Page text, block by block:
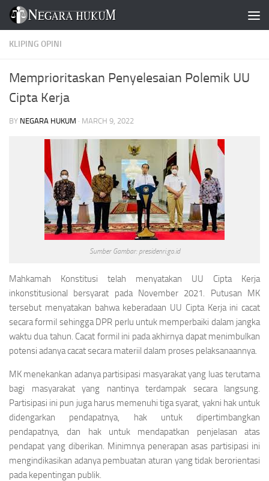
Skip to content
KLIPING OPINI
Memprioritaskan Penyelesaian Polemik UU
Cipta Kerja
BY NEGARA HUKUM · MARCH 9, 2022
Sumber Gambar: presidenri.go.id
Mahkamah Konstitusi telah menyatakan UU Cipta Kerja
inkonstitusional bersyarat pada November 2021. Putusan MK
tersebut menyatakan bahwa keberadaan UU Cipta Kerja ini cacat
secara formil sehingga DPR perlu untuk memperbaiki dalam jangka
waktu dua tahun. Cacat formil ini pada akhirnya dapat menimbulkan
potensi adanya cacat secara materiil dalam proses pelaksanaannya.
MK menekankan adanya partisipasi masyarakat yang luas terutama
bagi masyarakat yang nantinya terdampak secara langsung.
Partisipasi ini pun juga harus memenuhi tiga syarat, yakni hak untuk
didengarkan pendapatnya, hak untuk dipertimbangkan
pendapatnya, dan hak untuk mendapatkan penjelasan atas
pendapat yang diberikan. Minimnya penerapan asas partisipasi ini
mengindikasikan adanya pembuatan aturan yang tidak berorientasi
pada kepentingan publik.